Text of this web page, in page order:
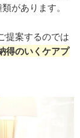
があります。
提案するのでは
得のいくケアプ